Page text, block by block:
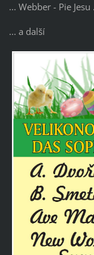
... Webber - Pie Jesu
... a další